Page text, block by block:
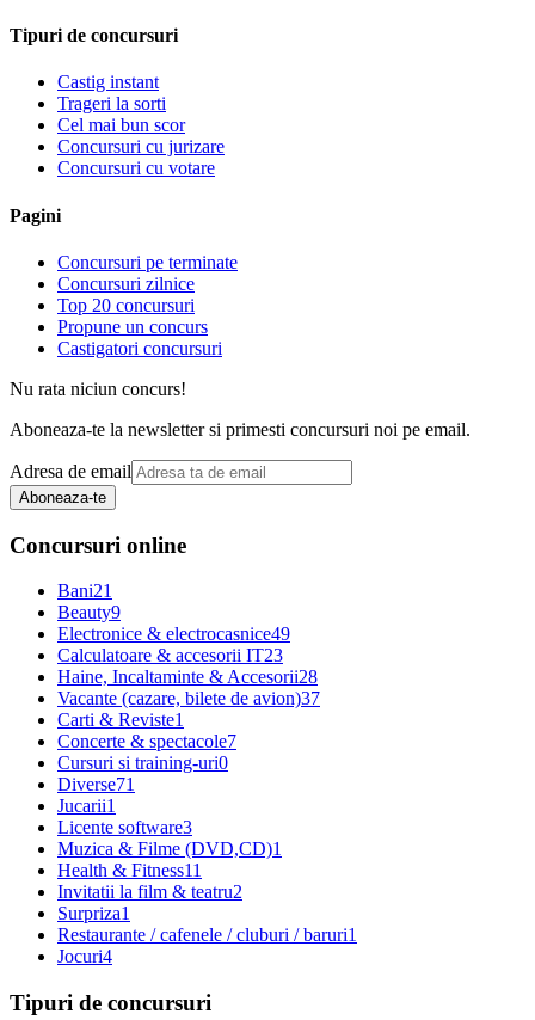
Tipuri de concursuri
Castig instant
Trageri la sorti
Cel mai bun scor
Concursuri cu jurizare
Concursuri cu votare
Pagini
Concursuri pe terminate
Concursuri zilnice
Top 20 concursuri
Propune un concurs
Castigatori concursuri
Nu rata niciun concurs!
Aboneaza-te la newsletter si primesti concursuri noi pe email.
Adresa de email
Aboneaza-te
Concursuri online
Bani21
Beauty9
Electronice & electrocasnice49
Calculatoare & accesorii IT23
Haine, Incaltaminte & Accesorii28
Vacante (cazare, bilete de avion)37
Carti & Reviste1
Concerte & spectacole7
Cursuri si training-uri0
Diverse71
Jucarii1
Licente software3
Muzica & Filme (DVD,CD)1
Health & Fitness11
Invitatii la film & teatru2
Surpriza1
Restaurante / cafenele / cluburi / baruri1
Jocuri4
Tipuri de concursuri